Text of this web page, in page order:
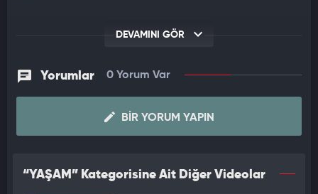
için seferber oldu. Kurbanlık dananın görüntüleri trafikte seyir
halinde olan araçlardaki yolcular tarafından cep telefonu
kamerasına kaydedildi.
DEVAMINI GÖR
Yorumlar 0 Yorum Var
BIR YORUM YAPIN
“YAŞAM” Kategorisine Ait Diğer Videolar